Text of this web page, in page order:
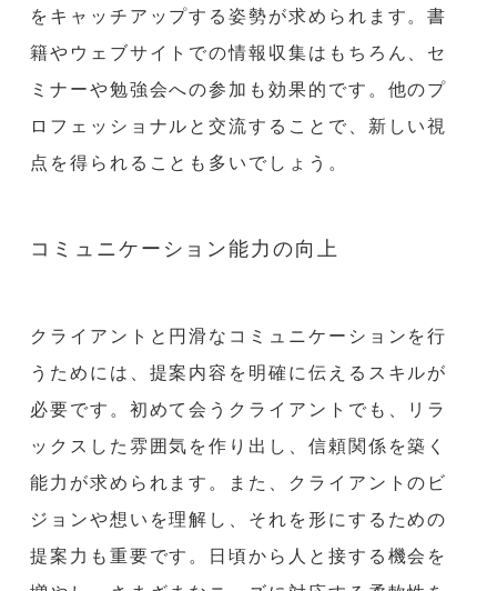
をキャッチアップする姿勢が求められます。書
籍やウェブサイトでの情報収集はもちろん、セ
ミナーや勉強会への参加も効果的です。他のプ
ロフェッショナルと交流することで、新しい視
点を得られることも多いでしょう。
コミュニケーション能力の向上
クライアントと円滑なコミュニケーションを行
うためには、提案内容を明確に伝えるスキルが
必要です。初めて会うクライアントでも、リラ
ックスした雰囲気を作り出し、信頼関係を築く
能力が求められます。また、クライアントのビ
ジョンや想いを理解し、それを形にするための
提案力も重要です。日頃から人と接する機会を